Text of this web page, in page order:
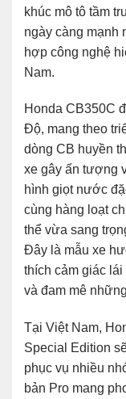
khúc mô tô tầm
ngày càng mạnh
hợp công nghệ
Nam.
Honda CB350C
Độ, mang theo
dòng CB huyền
xe gây ấn tượng
hình giọt nước
cùng hàng loạt
thể vừa sang
Đây là mẫu xe
thích cảm giác
và đam mê
Tại Việt Nam,
Special Edition
phục vụ nhiều
bản Pro mang